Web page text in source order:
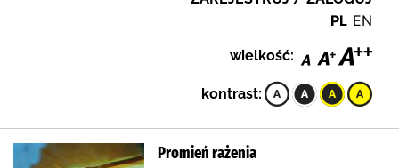
PL EN
wielkość:
kontrast:
Promień rażenia